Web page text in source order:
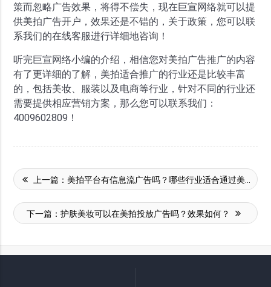
策而忽略广告效果，将得不偿失，现在巨宣网络就可以提
供美拍广告开户，效果还是不错的，关于政策，您可以联
系我们的在线客服进行详细地咨询！
听完巨宣网络小编的介绍，相信您对美拍广告推广的内容
有了更详细的了解，美拍适合推广的行业还是比较丰富
的，包括美妆、服装以及电商等行业，针对不同的行业还
需要提供相应营销方案，那么您可以联系我们：
4009602809！
上一篇： 美拍平台有信息流广告吗？哪些行业适合通过美拍平台推广？
下一篇：护肤美妆可以在美拍投放广告吗？效果如何？